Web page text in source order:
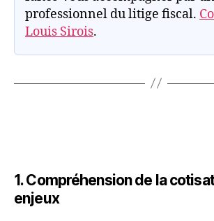
professionnel du litige fiscal.
Louis Sirois.
1. Compréhension de la
enjeux